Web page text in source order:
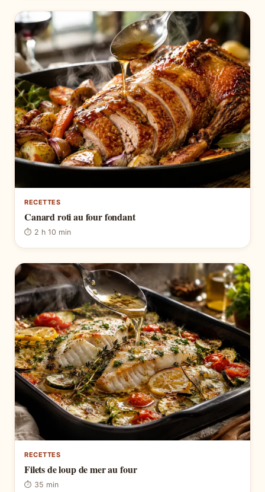
RECETTES
Canard roti au four fondant
⏱ 2 h 10 min
RECETTES
Filets de loup de mer au four
⏱ 35 min